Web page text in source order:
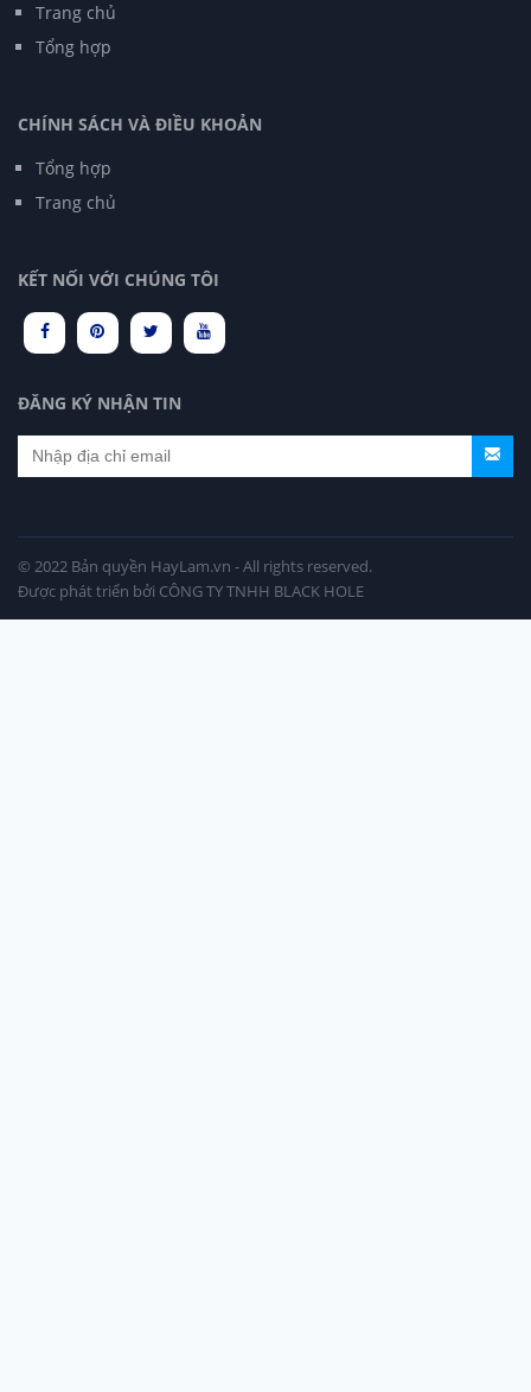
Trang chủ
Tổng hợp
CHÍNH SÁCH VÀ ĐIỀU KHOẢN
Tổng hợp
Trang chủ
KẾT NỐI VỚI CHÚNG TÔI
ĐĂNG KÝ NHẬN TIN
© 2022 Bản quyền HayLam.vn - All rights reserved.
Được phát triển bởi CÔNG TY TNHH BLACK HOLE